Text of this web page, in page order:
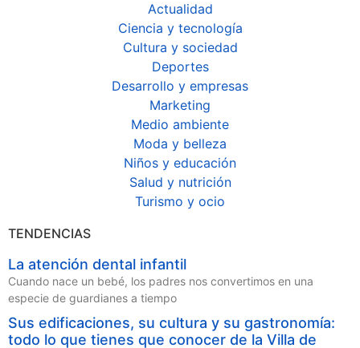
Actualidad
Ciencia y tecnología
Cultura y sociedad
Deportes
Desarrollo y empresas
Marketing
Medio ambiente
Moda y belleza
Niños y educación
Salud y nutrición
Turismo y ocio
TENDENCIAS
La atención dental infantil
Cuando nace un bebé, los padres nos convertimos en una
especie de guardianes a tiempo
Sus edificaciones, su cultura y su gastronomía:
todo lo que tienes que conocer de la Villa de